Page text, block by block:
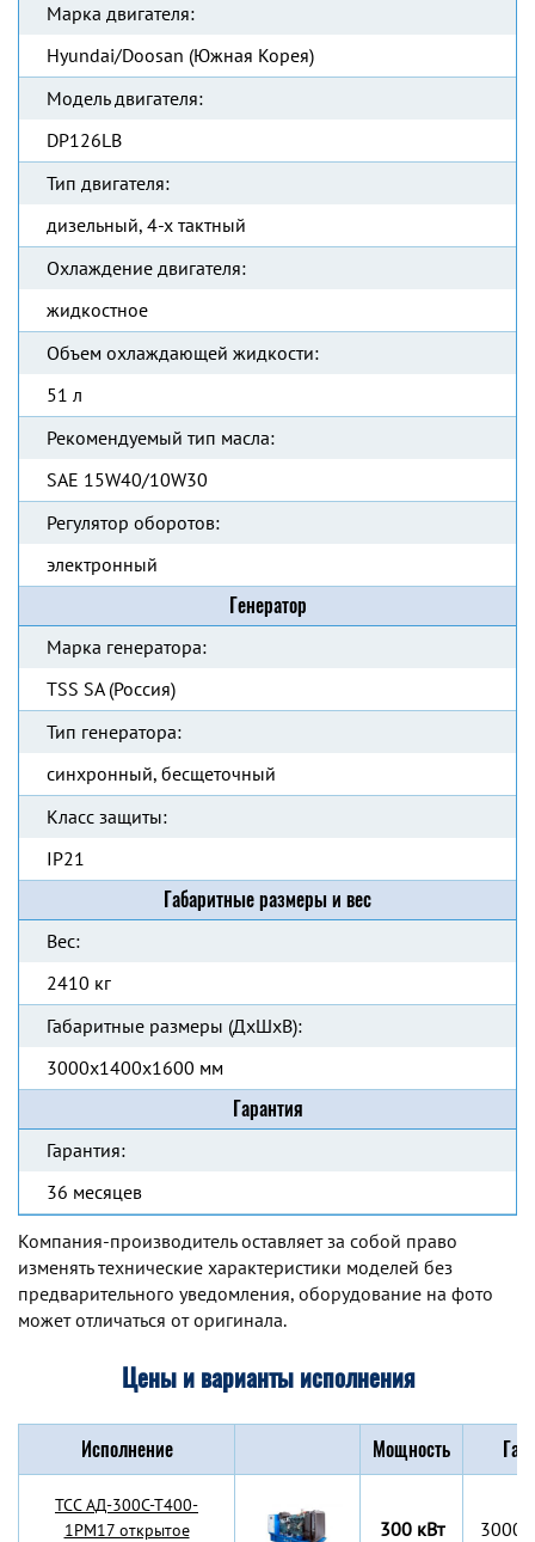
Марка двигателя:
Hyundai/Doosan (Южная Корея)
Модель двигателя:
DP126LB
Тип двигателя:
дизельный, 4-х тактный
Охлаждение двигателя:
жидкостное
Объем охлаждающей жидкости:
51 л
Рекомендуемый тип масла:
SAE 15W40/10W30
Регулятор оборотов:
электронный
Генератор
Марка генератора:
TSS SA (Россия)
Тип генератора:
синхронный, бесщеточный
Класс защиты:
IP21
Габаритные размеры и вес
Вес:
2410 кг
Габаритные размеры (ДхШхВ):
3000x1400x1600 мм
Гарантия
Гарантия:
36 месяцев
Компания-производитель оставляет за собой право
изменять технические характеристики моделей без
предварительного уведомления, оборудование на фото
может отличаться от оригинала.
Цены и варианты исполнения
Исполнение Мощность
TCC АД-300С-Т400-
1РМ17 открытое
300 кВт